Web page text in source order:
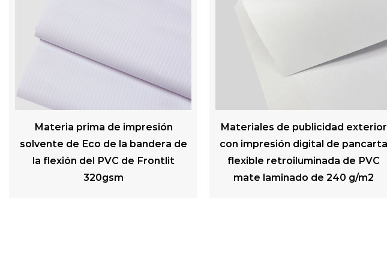
Materiales de publicidad exterior
con impresión digital de pancarta
flexible retroiluminada de PVC
mate laminado de 240 g/m2
Materiales suaves retroiluminados
de la publicidad al aire libre de la
impresión de Digitaces de la
bandera del PVC de 260 G/m²